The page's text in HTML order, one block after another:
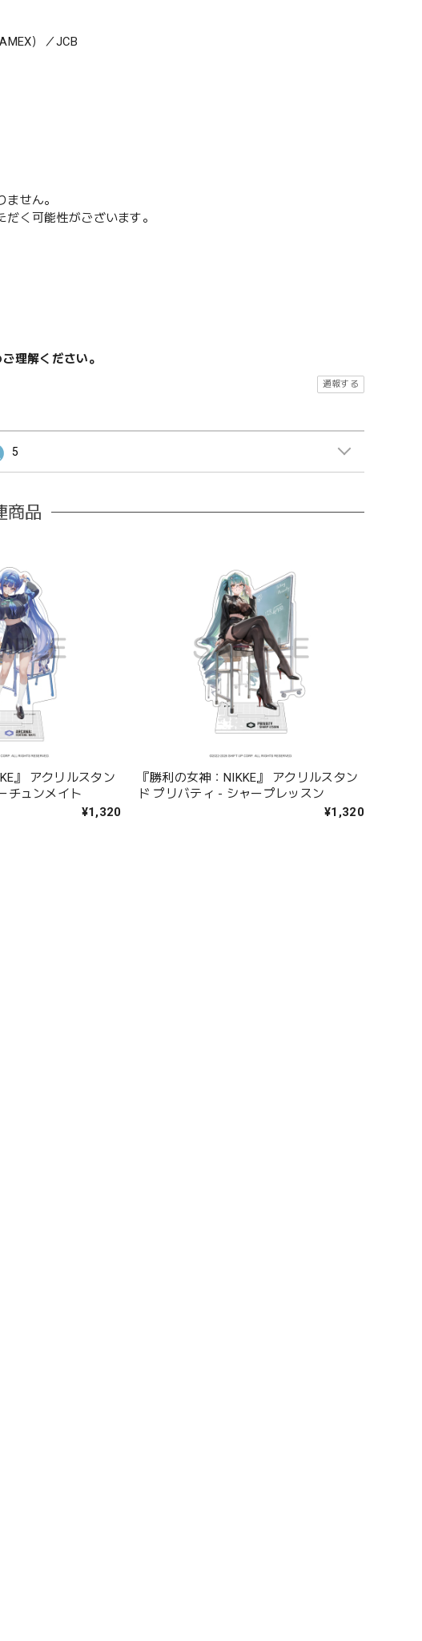
）／JCB
せん。
く可能性がございます。
理解ください。
通報する
5
商品
』 アクリルスタン
チュンメイト
¥1,320
『勝利の女神：NIKKE』 アクリルスタン
ド プリバティ - シャープレッスン
¥1,320